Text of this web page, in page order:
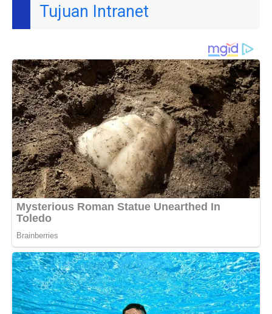
Tujuan Intranet